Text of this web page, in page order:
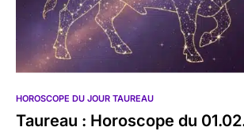
HOROSCOPE DU JOUR TAUREAU
Taureau : Horoscope du